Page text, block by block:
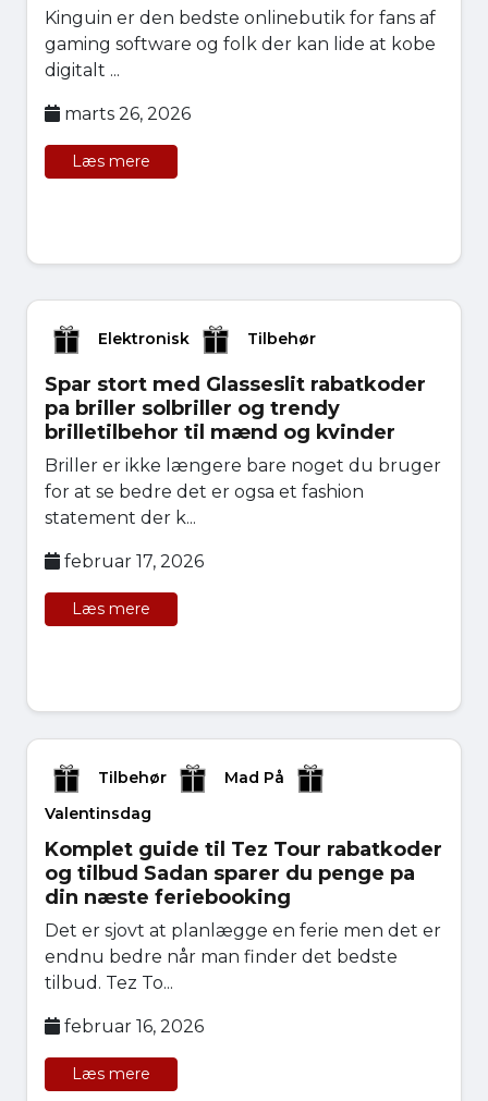
Kinguin er den bedste onlinebutik for fans af
gaming software og folk der kan lide at kobe
digitalt ...
marts 26, 2026
Læs mere
Elektronisk Tilbehør
Spar stort med Glasseslit rabatkoder
pa briller solbriller og trendy
brilletilbehor til mænd og kvinder
Briller er ikke længere bare noget du bruger
for at se bedre det er ogsa et fashion
statement der k...
februar 17, 2026
Læs mere
Tilbehør
Mad På
Valentinsdag
Komplet guide til Tez Tour rabatkoder
og tilbud Sadan sparer du penge pa
din næste feriebooking
Det er sjovt at planlægge en ferie men det er
endnu bedre når man finder det bedste
tilbud. Tez To...
februar 16, 2026
Læs mere